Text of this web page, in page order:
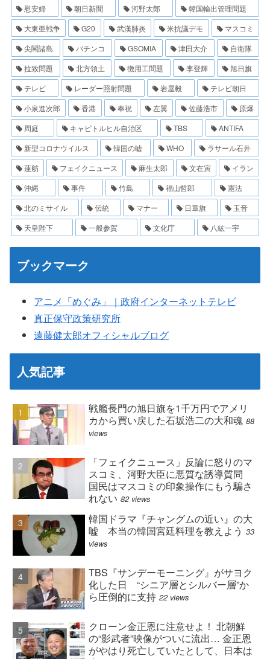
慰安婦
朝日新聞 河野太郎
韓国輸出管理問題
大東亜戦争
G20 武漢肺炎 米抗議デモ
マスコミ
尖閣諸島
パチンコ GSOMIA 津田大介
自衛隊
拉致問題
北方領土 徴用工問題 李登輝
旭日旗
テレビ
レーダー照射問題 岩屋毅
テレビ朝日
小泉進次郎
香港 奉祝 左翼 佐藤浩市
原爆
周庭
キャピトルヒル自治区 TBS
ANTIFA
新型コロナウイルス
韓国の嘘 WHO
ラサール石井
蓮舫
フェイクニュース 麻生太郎 文在寅
イラン
沖縄
事件 竹島 福山哲郎
憲法
北のミサイル
伝統 マナー 日章旗
玉音
天皇陛下
一般参賀 文化庁 八紘一宇
ブックマーク
アニメ「めぐみ」｜政府インターネットテレビ
真正保守政策研究所
遠藤健太郎オフィシャルブログ
人気記事
戦艦長門の旭日旗を1千万円でアメリ
カから買い戻した石坂浩二の大和魂 88
views
「フェイクニュース」反論に怒りのマ
スコミ、河野大臣に悪質な誘導質問
国民はマスコミの印象操作にもう騙さ
れない 82 views
韓国ドラマ『チャングムの近い』の大
嘘 本当の韓国宮廷料理を教えよう 33
views
TBS『サンデーモーニング』がサヨク
化した日 “シニア層とシルバー層”か
ら圧倒的に支持 22 views
クローン金正恩に注意せよ！ 北朝鮮
の“影武者”映像がついに流出… 金正恩
がやはり死亡していたとして、日本は